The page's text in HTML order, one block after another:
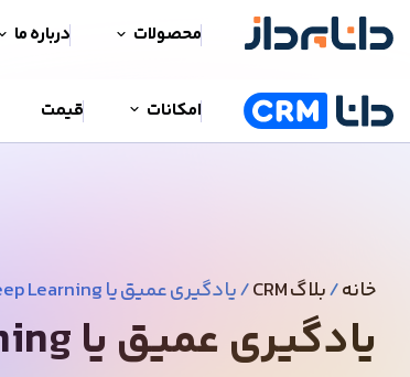
محصولات درباره ما
امکانات قیمت
خانه/بلاگ CRM /یادگیری عمیق یا Deep Learning چیست؟
یادگیری عمیق یا Deep Learning چیست؟